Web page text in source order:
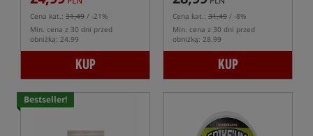
Cena kat.: 31,49 / -21%
Min. cena z 30 dni przed
obniżką: 24.99
KUP
Cena kat.: 31,49 / -8%
Min. cena z 30 dni przed
obniżką: 28.99
KUP
Bestseller!